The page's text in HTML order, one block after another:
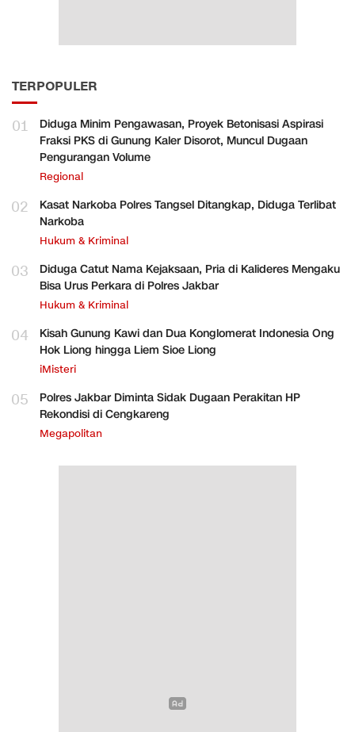
TERPOPULER
01
Diduga Minim Pengawasan, Proyek Betonisasi Aspirasi
Fraksi PKS di Gunung Kaler Disorot, Muncul Dugaan
Pengurangan Volume
Regional
02
Kasat Narkoba Polres Tangsel Ditangkap, Diduga Terlibat
Narkoba
Hukum & Kriminal
03
Diduga Catut Nama Kejaksaan, Pria di Kalideres Mengaku
Bisa Urus Perkara di Polres Jakbar
Hukum & Kriminal
04
Kisah Gunung Kawi dan Dua Konglomerat Indonesia Ong
Hok Liong hingga Liem Sioe Liong
iMisteri
05
Polres Jakbar Diminta Sidak Dugaan Perakitan HP
Rekondisi di Cengkareng
Megapolitan